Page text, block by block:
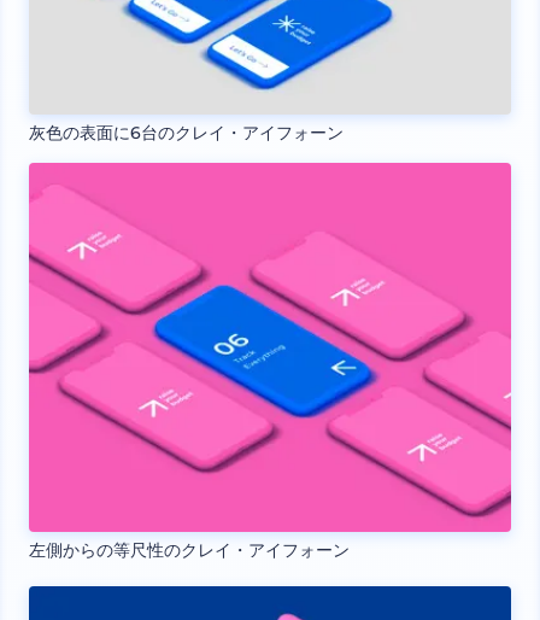
灰色の表面に6台のクレイ・アイフォーン
左側からの等尺性のクレイ・アイフォーン